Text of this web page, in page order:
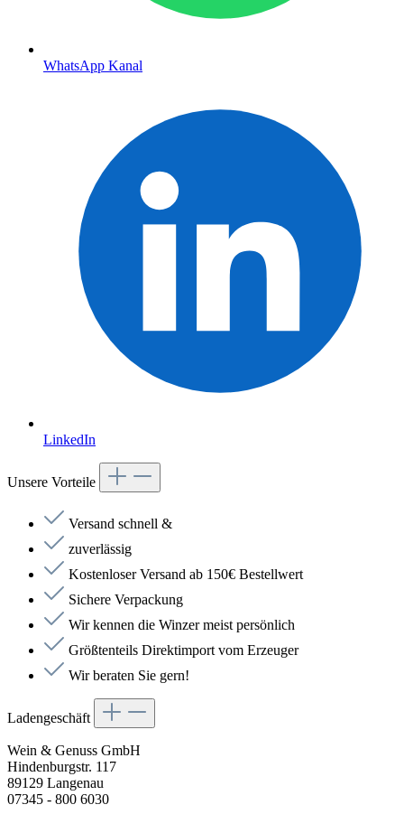
WhatsApp Kanal
LinkedIn
Unsere Vorteile
Versand schnell &
zuverlässig
Kostenloser Versand ab 150€ Bestellwert
Sichere Verpackung
Wir kennen die Winzer meist persönlich
Größtenteils Direktimport vom Erzeuger
Wir beraten Sie gern!
Ladengeschäft
Wein & Genuss GmbH
Hindenburgstr. 117
89129 Langenau
07345 - 800 6030